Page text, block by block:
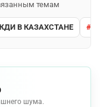
темам
В КАЗАХСТАНЕ
шума.